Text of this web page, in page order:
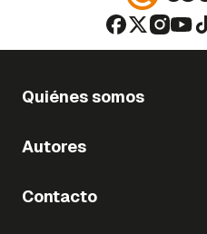
Quiénes somos
Autores
Contacto